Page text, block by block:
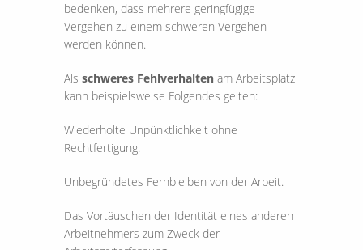
bedenken, dass mehrere geringfügige
Vergehen zu einem schweren Vergehen
werden können.
Als schweres Fehlverhalten am Arbeitsplatz
kann beispielsweise Folgendes gelten:
Wiederholte Unpünktlichkeit ohne
Rechtfertigung.
Unbegründetes Fernbleiben von der Arbeit.
Das Vortäuschen der Identität eines anderen
Arbeitnehmers zum Zweck der